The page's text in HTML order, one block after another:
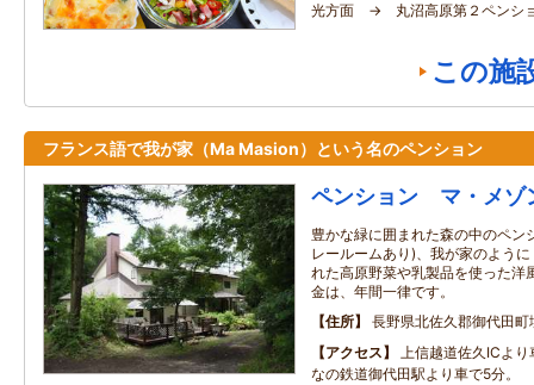
光方面 → 丸沼高原第２ペンシ
この施
フランス語で我が家（Ma Masion）という名のペンション
ペンション マ・メゾ
豊かな緑に囲まれた森の中のペン
レールームあり)、我が家のよう
れた高原野菜や乳製品を使った
金は、年間一律です。
住所
長野県北佐久郡御代田
アクセス
上信越道佐久ICよ
なの鉄道御代田駅より車で5分。